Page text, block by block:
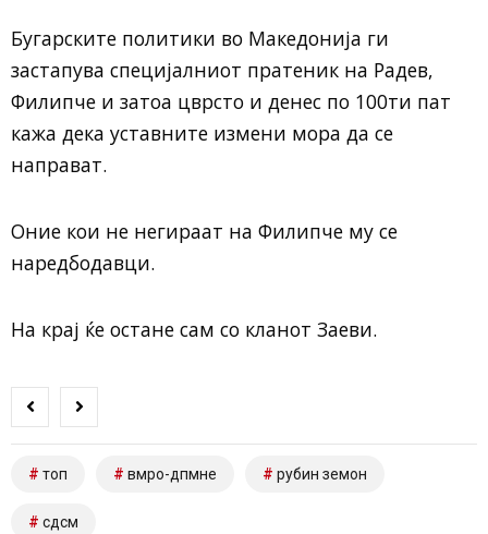
Бугарските политики во Македонија ги
застапува специјалниот пратеник на Радев,
Филипче и затоа цврсто и денес по 100ти пат
кажа дека уставните измени мора да се
направат.
Оние кои не негираат на Филипче му се
наредбодавци.
На крај ќе остане сам со кланот Заеви.
топ вмро-дпмне рубин земон
сдсм